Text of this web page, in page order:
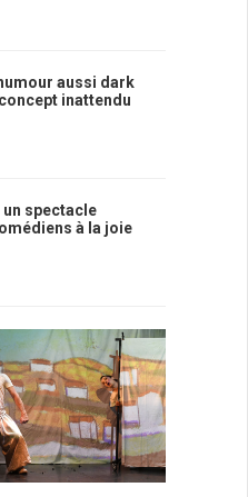
aussi dark
inattendu
un spectacle
à la joie